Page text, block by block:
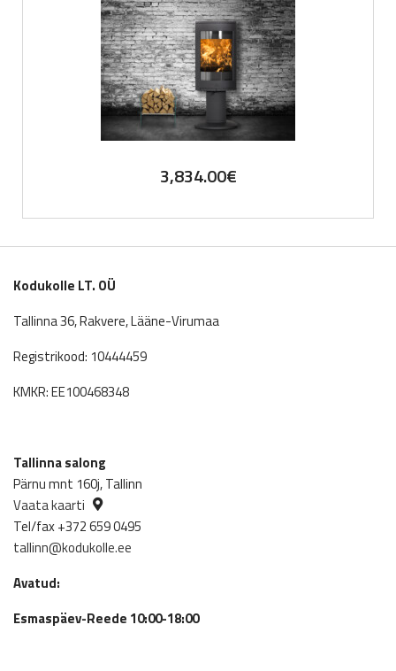
3,834.00€
Kodukolle LT. OÜ
Tallinna 36, Rakvere, Lääne-Virumaa
Registrikood: 10444459
KMKR: EE100468348
Tallinna salong
Pärnu mnt 160j, Tallinn
Vaata kaarti
Tel/fax +372 659 0495
tallinn@kodukolle.ee
Avatud:
Esmaspäev-Reede 10:00-18:00